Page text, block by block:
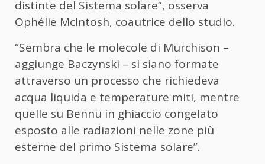
distinte del Sistema solare”, osserva
Ophélie McIntosh, coautrice dello studio.
“Sembra che le molecole di Murchison –
aggiunge Baczynski – si siano formate
attraverso un processo che richiedeva
acqua liquida e temperature miti, mentre
quelle su Bennu in ghiaccio congelato
esposto alle radiazioni nelle zone più
esterne del primo Sistema solare”.